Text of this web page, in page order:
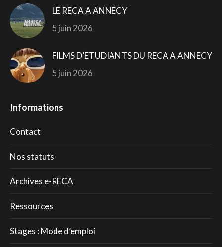
LE RECA A ANNECY
5 juin 2026
FILMS D’ETUDIANTS DU RECA A ANNECY
5 juin 2026
Informations
Contact
Nos statuts
Archives e-RECA
Ressources
Stages : Mode d’emploi